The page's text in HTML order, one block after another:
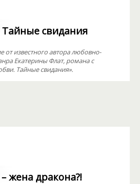
свидания
от известного автора любовно-
Екатерины Флат, романа с
Тайные свидания».
жена дракона?!